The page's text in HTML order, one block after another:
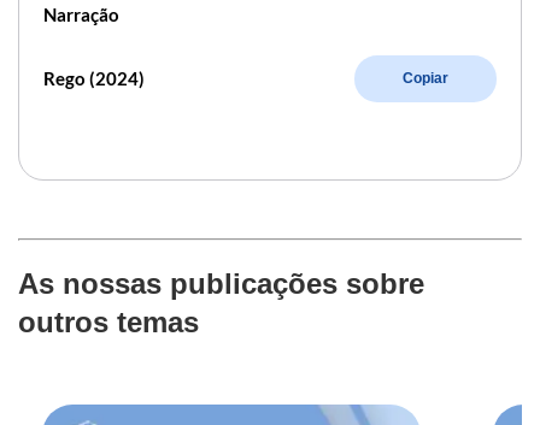
Narração
Rego (2024) Copiar
As nossas publicações sobre
outros temas